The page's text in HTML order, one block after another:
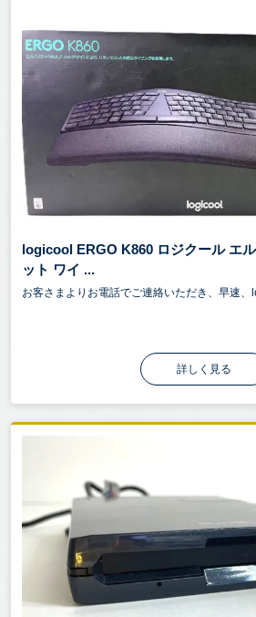
logicool ERGO K860 ロジクール エ
ット ワイ ...
お客さまよりお電話でご連絡いただき、早速
詳しく見る